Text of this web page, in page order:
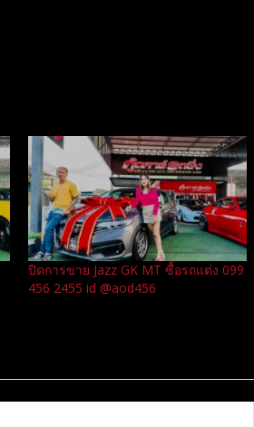
ปิดการขาย Jazz GK MT ซื้อรถแต่ง 099
456 2455 id @aod456